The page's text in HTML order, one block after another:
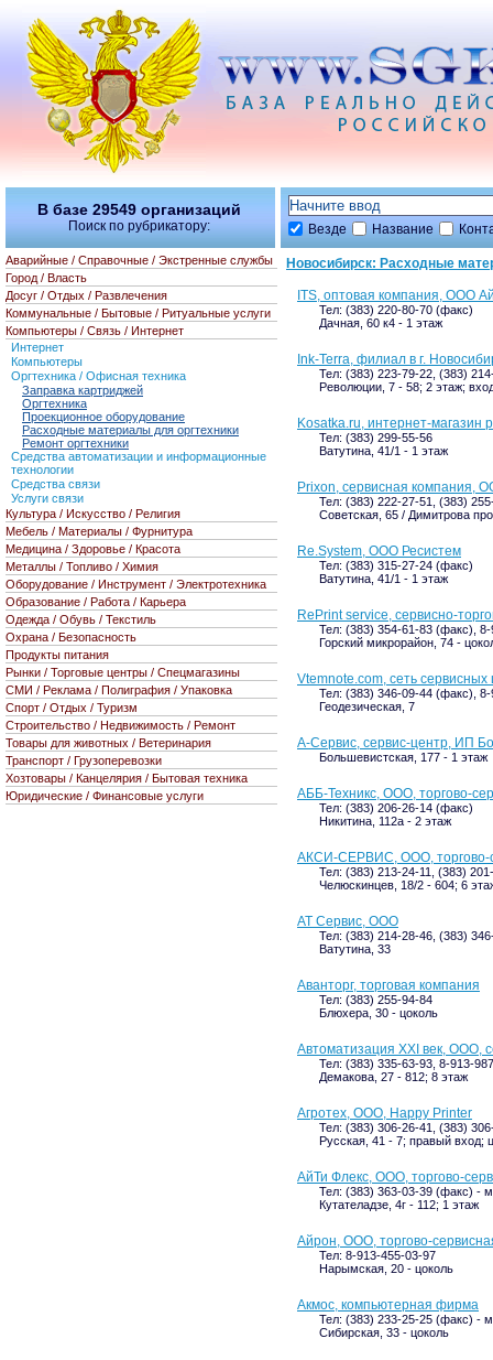
Везде Название
Новосибирск: Расходные
ITS, оптовая компания, ООО
Тел: (383) 220-80-70 (факс)
Дачная, 60 к4 - 1 этаж
Ink-Terra, филиал в г.
Тел: (383) 223-79-22, (383)
Революции, 7 - 58; 2 этаж;
Kosatka.ru, интернет-магазин
Тел: (383) 299-55-56
Ватутина, 41/1 - 1 этаж
Prixon, сервисная компания,
Тел: (383) 222-27-51, (383)
Советская, 65 / Димитрова
Re.System, ООО Ресистем
Тел: (383) 315-27-24 (факс)
Ватутина, 41/1 - 1 этаж
RePrint service, сервисно-
Тел: (383) 354-61-83 (факс),
Горский микрорайон, 74 -
Vtemnote.com, сеть сервисных
Тел: (383) 346-09-44 (факс),
Геодезическая, 7
А-Сервис, сервис-центр, ИП
Большевистская, 177 - 1 этаж
АББ-Техникс, ООО, торгово-
Тел: (383) 206-26-14 (факс)
Никитина, 112а - 2 этаж
АКСИ-СЕРВИС, ООО, торгово-
Тел: (383) 213-24-11, (383)
Челюскинцев, 18/2 - 604; 6
АТ Сервис, ООО
Тел: (383) 214-28-46, (383)
Ватутина, 33
Аванторг, торговая компания
Тел: (383) 255-94-84
Блюхера, 30 - цоколь
Автоматизация XXI век, ООО,
Тел: (383) 335-63-93, 8-913-
Демакова, 27 - 812; 8 этаж
Агротех, ООО, Happy Printer
Тел: (383) 306-26-41, (383)
Русская, 41 - 7; правый вход;
АйТи Флекс, ООО, торгово-
Тел: (383) 363-03-39 (факс) -
Кутателадзе, 4г - 112; 1 этаж
Айрон, ООО, торгово-
Тел: 8-913-455-03-97
Нарымская, 20 - цоколь
Акмос, компьютерная фирма
Тел: (383) 233-25-25 (факс) -
Сибирская, 33 - цоколь
В базе 29549 организаций
Поиск по рубрикатору:
Аварийные / Справочные / Экстренные службы
Город / Власть
Досуг / Отдых / Развлечения
Коммунальные / Бытовые / Ритуальные услуги
Компьютеры / Связь / Интернет
Интернет
Компьютеры
Оргтехника / Офисная техника
Заправка картриджей
Оргтехника
Проекционное оборудование
Расходные материалы для оргтехники
Ремонт оргтехники
Средства автоматизации и информационные
технологии
Средства связи
Услуги связи
Культура / Искусство / Религия
Мебель / Материалы / Фурнитура
Медицина / Здоровье / Красота
Металлы / Топливо / Химия
Оборудование / Инструмент / Электротехника
Образование / Работа / Карьера
Одежда / Обувь / Текстиль
Охрана / Безопасность
Продукты питания
Рынки / Торговые центры / Спецмагазины
СМИ / Реклама / Полиграфия / Упаковка
Спорт / Отдых / Туризм
Строительство / Недвижимость / Ремонт
Товары для животных / Ветеринария
Транспорт / Грузоперевозки
Хозтовары / Канцелярия / Бытовая техника
Юридические / Финансовые услуги